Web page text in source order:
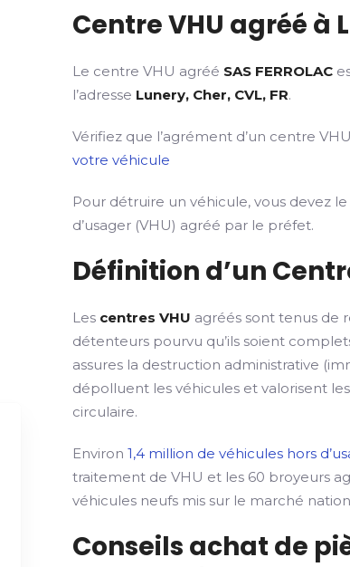
Centre VHU agréé à
Le centre VHU agréé SAS FERROLAC
l’adresse Lunery, Cher, CVL, FR.
Vérifiez que l’agrément d’un centre
votre véhicule
Pour détruire un véhicule, vous devez
d’usager (VHU) agréé par le préfet.
Définition d’un
Les centres VHU agréés sont tenus de
détenteurs pourvu qu’ils soient
assures la destruction administrative
dépolluent les véhicules et valorisent
circulaire.
Environ1,4 million de véhicules hors
traitement de VHU et les 60 broyeurs
véhicules neufs mis sur le marché
Conseils achat de